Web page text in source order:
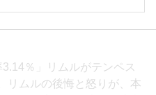
3.14％」リムルがテンペス
リムルの後悔と怒りが、本